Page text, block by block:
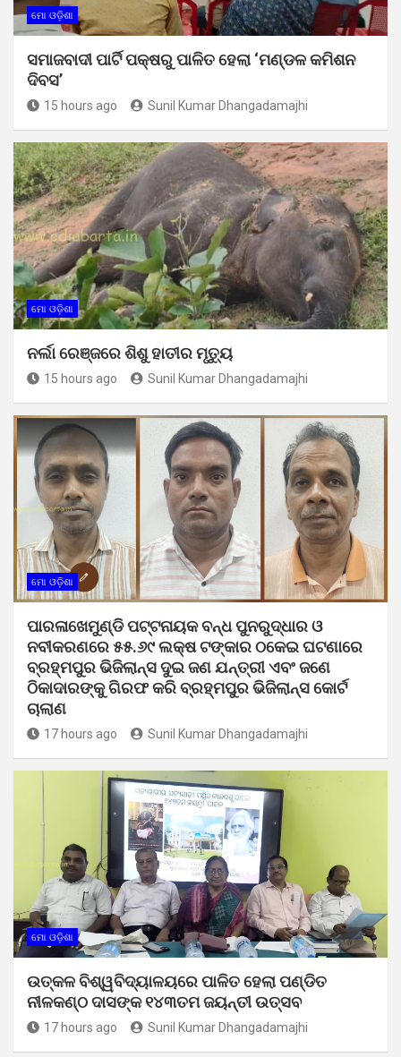
ମୋ ଓଡ଼ିଶା
ସମାଜବାଦୀ ପାର୍ଟି ପକ୍ଷରୁ ପାଳିତ ହେଲା ‘ମଣ୍ଡଳ କମିଶନ
ଦିବସ’
15 hours ago Sunil Kumar Dhangadamajhi
ମୋ ଓଡ଼ିଶା
ନର୍ଲା ରେଞ୍ଜରେ ଶିଶୁ ହାତୀର ମୃତ୍ୟୁ
15 hours ago Sunil Kumar Dhangadamajhi
ମୋ ଓଡ଼ିଶା
ପାରଳାଖେମୁଣ୍ଡି ପଟ୍ଟନାୟକ ବନ୍ଧ ପୁନରୁଦ୍ଧାର ଓ
ନବୀକରଣରେ ୫୫.୬୯ ଲକ୍ଷ ଟଙ୍କାର ଠକେଇ ଘଟଣାରେ
ବ୍ରହ୍ମପୁର ଭିଜିଲାନ୍ସ ଦୁଇ ଜଣ ଯନ୍ତ୍ରୀ ଏବଂ ଜଣେ
ଠିକାଦାରଙ୍କୁ ଗିରଫ କରି ବ୍ରହ୍ମପୁର ଭିଜିଲାନ୍ସ କୋର୍ଟ
ଚାଲାଣ
17 hours ago Sunil Kumar Dhangadamajhi
ମୋ ଓଡ଼ିଶା
ଉତ୍କଳ ବିଶ୍ୱବିଦ୍ୟାଳୟରେ ପାଳିତ ହେଲା ପଣ୍ଡିତ
ନୀଳକଣ୍ଠ ଦାସଙ୍କ ୧୪୩ତମ ଜୟନ୍ତୀ ଉତ୍ସବ
17 hours ago Sunil Kumar Dhangadamajhi